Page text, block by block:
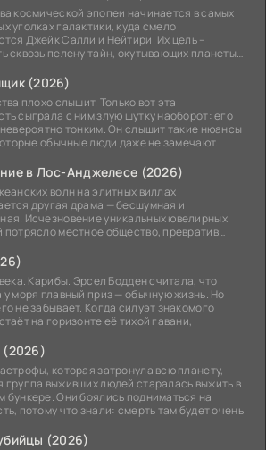
космической эпопеи начинается в самых
уголках галактики, куда смело
Джейк Салли и Нейтири. Их цель –
сквозь пелену тайн, окутывающих планеты
(2026)
плохо слышит. Только вот эта
сыграла с ним злую шутку наоборот: его
тонким. Он слышит такие нюансы
обычные люди даже не замечают.
в Лос-Анджелесе (2026)
волн на элитных виллах
другая драма — бесшумная и
Исчезновение уникальных ювелирных
потрясло местное общество, превратив
Карибы. Эрсел Бодден считала, что
у моря главный приз — обычную жизнь. Но
не забывает. Когда силуэт знакомого
на горизонте её тихой гавани,
(2026)
которая затронула всю планету,
группа выживших людей старалась выжить в
бункере. Они боялись подниматься на
потому что знали: смерть там будет очень
(2026)